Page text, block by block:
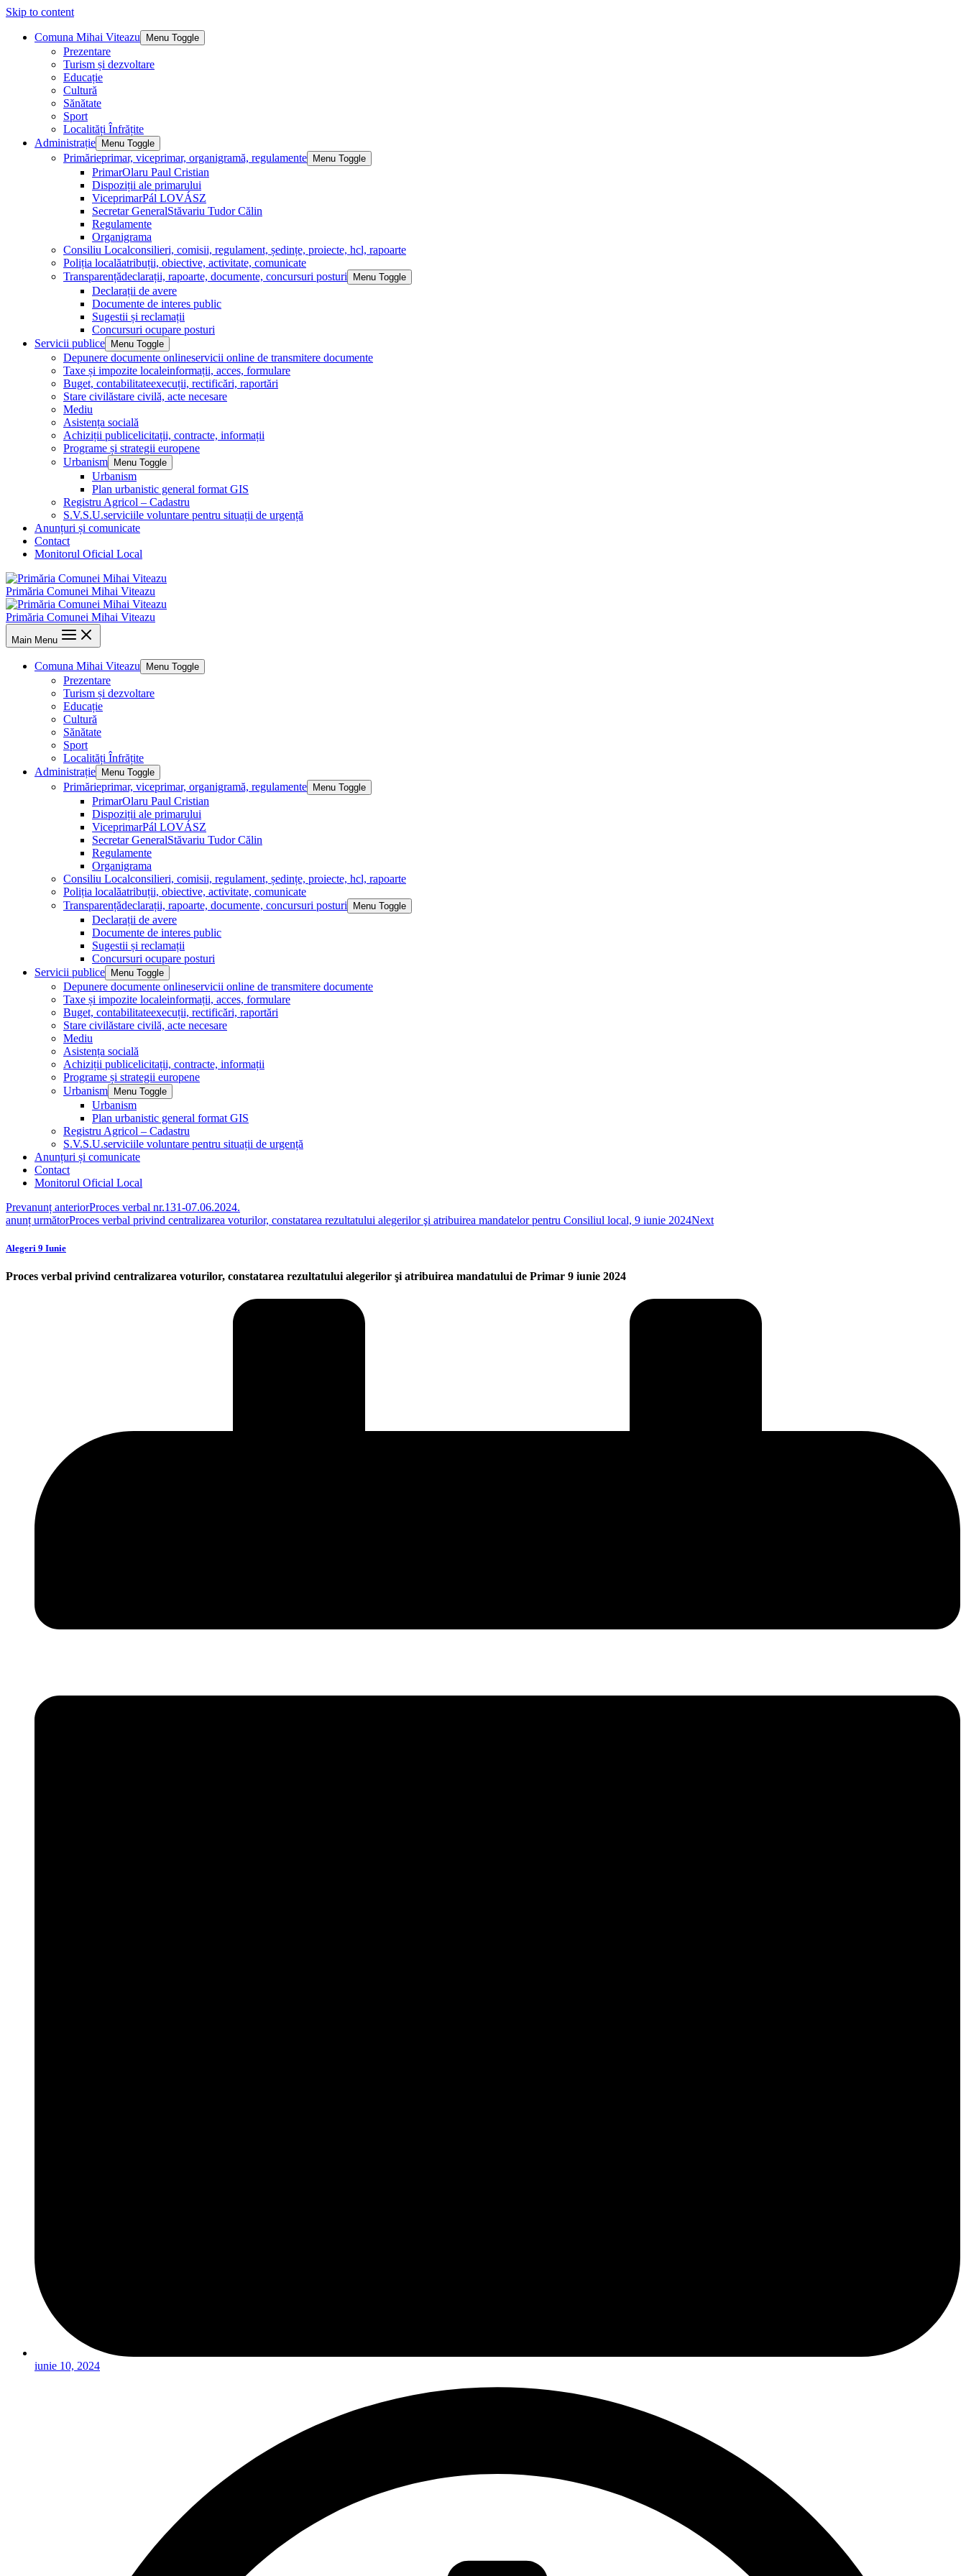
Skip to content
Comuna Mihai Viteazu Menu Toggle
Prezentare
Turism și dezvoltare
Educație
Cultură
Sănătate
Sport
Localități Înfrățite
Administrație
Menu Toggle
Primărieprimar, viceprimar, organigramă, regulamente Menu Toggle
PrimarOlaru Paul Cristian
Dispoziții ale primarului
ViceprimarPál LOVÁSZ
Secretar GeneralStăvariu Tudor Călin
Regulamente
Organigrama
Consiliu Localconsilieri, comisii, regulament, ședințe, proiecte, hcl, rapoarte
Poliția localăatribuții, obiective, activitate, comunicate
Transparențădeclarații, rapoarte, documente, concursuri posturi Menu Toggle
Declarații de avere
Documente de interes public
Sugestii și reclamații
Concursuri ocupare posturi
Servicii publice
Menu Toggle
Depunere documente onlineservicii online de transmitere documente
Taxe și impozite localeinformații, acces, formulare
Buget, contabilitateexecuții, rectificări, raportări
Stare civilăstare civilă, acte necesare
Mediu
Asistența socială
Achiziții publicelicitații, contracte, informații
Programe și strategii europene
Urbanism
Menu Toggle
Urbanism
Plan urbanistic general format GIS
Registru Agricol – Cadastru
S.V.S.U.serviciile voluntare pentru situații de urgență
Anunțuri și comunicate
Contact
Monitorul Oficial Local
Primăria Comunei Mihai Viteazu
Primăria Comunei Mihai Viteazu
Main Menu
Comuna Mihai Viteazu Menu Toggle
Prezentare
Turism și dezvoltare
Educație
Cultură
Sănătate
Sport
Localități Înfrățite
Administrație
Menu Toggle
Primărieprimar, viceprimar, organigramă, regulamente Menu Toggle
PrimarOlaru Paul Cristian
Dispoziții ale primarului
ViceprimarPál LOVÁSZ
Secretar GeneralStăvariu Tudor Călin
Regulamente
Organigrama
Consiliu Localconsilieri, comisii, regulament, ședințe, proiecte, hcl, rapoarte
Poliția localăatribuții, obiective, activitate, comunicate
Transparențădeclarații, rapoarte, documente, concursuri posturi Menu Toggle
Declarații de avere
Documente de interes public
Sugestii și reclamații
Concursuri ocupare posturi
Servicii publice
Menu Toggle
Depunere documente onlineservicii online de transmitere documente
Taxe și impozite localeinformații, acces, formulare
Buget, contabilitateexecuții, rectificări, raportări
Stare civilăstare civilă, acte necesare
Mediu
Asistența socială
Achiziții publicelicitații, contracte, informații
Programe și strategii europene
Urbanism
Menu Toggle
Urbanism
Plan urbanistic general format GIS
Registru Agricol – Cadastru
S.V.S.U.serviciile voluntare pentru situații de urgență
Anunțuri și comunicate
Contact
Monitorul Oficial Local
Prevanunț anteriorProces verbal nr.131-07.06.2024.
anunț următorProces verbal privind centralizarea voturilor, constatarea rezultatului alegerilor şi atribuirea mandatelor pentru Consiliul local, 9 iunie 2024Next
Alegeri 9 Iunie
Proces verbal privind centralizarea voturilor, constatarea rezultatului alegerilor şi atribuirea mandatului de Primar 9 iunie 2024
iunie 10, 2024